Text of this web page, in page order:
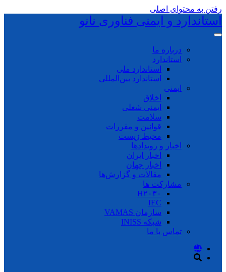
رفتن به محتوای اصلی
استاندارد و ایمنی فناوری نانو
درباره ما
استاندارد
استاندارد ملی
استاندارد بین‌المللی
ایمنی
اخلاق
ایمنی شغلی
سلامت
قوانین و مقررات
محیط زیست
اخبار و رویدادها
اخبار ایران
اخبار جهان
مقالات و گزارش‌ها
مشارکت ها
H۲۰۳۰
IEC
سازمان VAMAS
شبکه INISS
تماس با ما